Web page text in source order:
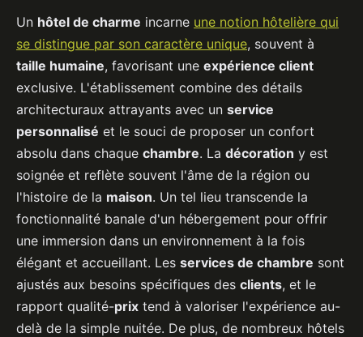
Un hôtel de charme incarne une notion hôtelière qui
se distingue par son caractère unique, souvent à
taille humaine, favorisant une expérience client
exclusive. L'établissement combine des détails
architecturaux attrayants avec un service
personnalisé et le souci de proposer un confort
absolu dans chaque chambre. La décoration y est
soignée et reflète souvent l'âme de la région ou
l'histoire de la maison. Un tel lieu transcende la
fonctionnalité banale d'un hébergement pour offrir
une immersion dans un environnement à la fois
élégant et accueillant. Les services de chambre sont
ajustés aux besoins spécifiques des clients, et le
rapport qualité-prix tend à valoriser l'expérience au-
delà de la simple nuitée. De plus, de nombreux hôtels